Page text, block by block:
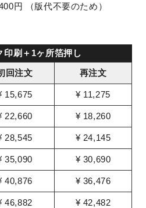
円 （版代不要のため）
印刷＋1ヶ所箔押し
回注文 再注文
15,675 ¥ 11,275
22,660 ¥ 18,260
28,545 ¥ 24,145
35,090 ¥ 30,690
40,876 ¥ 36,476
46,882 ¥ 42,482